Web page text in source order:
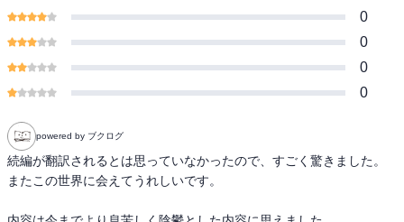
0
0
0
0
powered by ブクログ
続編が翻訳されるとは思っていなかったので、すごく驚きました。
またこの世界に会えてうれしいです。